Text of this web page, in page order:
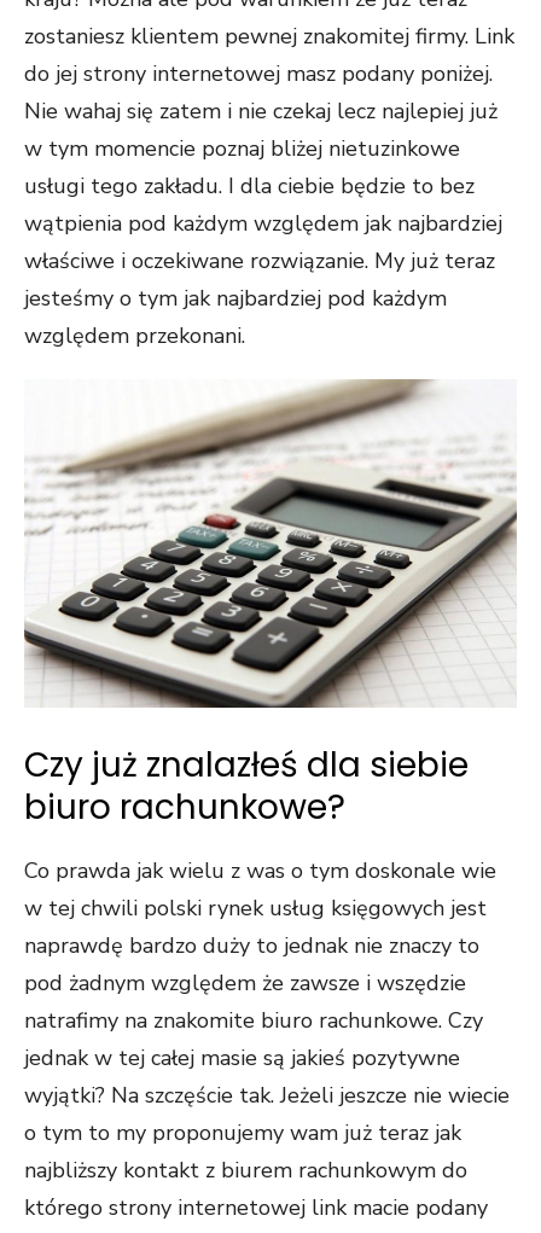
zostaniesz klientem pewnej znakomitej firmy. Link
do jej strony internetowej masz podany poniżej.
Nie wahaj się zatem i nie czekaj lecz najlepiej już
w tym momencie poznaj bliżej nietuzinkowe
usługi tego zakładu. I dla ciebie będzie to bez
wątpienia pod każdym względem jak najbardziej
właściwe i oczekiwane rozwiązanie. My już teraz
jesteśmy o tym jak najbardziej pod każdym
względem przekonani.
Czy już znalazłeś dla siebie
biuro rachunkowe?
Co prawda jak wielu z was o tym doskonale wie
w tej chwili polski rynek usług księgowych jest
naprawdę bardzo duży to jednak nie znaczy to
pod żadnym względem że zawsze i wszędzie
natrafimy na znakomite biuro rachunkowe. Czy
jednak w tej całej masie są jakieś pozytywne
wyjątki? Na szczęście tak. Jeżeli jeszcze nie wiecie
o tym to my proponujemy wam już teraz jak
najbliższy kontakt z biurem rachunkowym do
którego strony internetowej link macie podany